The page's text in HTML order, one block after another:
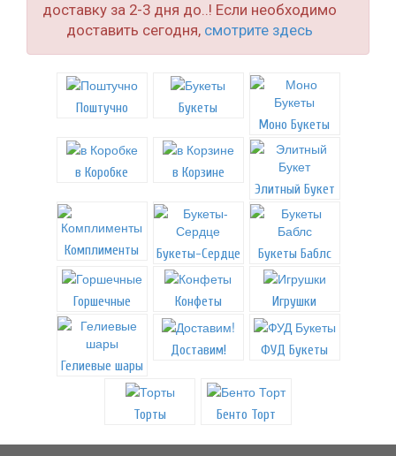
доставку за 2-3 дня до..! Если необходимо
доставить сегодня, смотрите здесь
Поштучно
Букеты
Моно Букеты
в Коробке
в Корзине
Элитный Букет
Комплименты Букеты-Сердце Букеты Баблс
Горшечные Конфеты Игрушки
Гелиевые шары
Доставим! ФУД Букеты
Торты Бенто Торт